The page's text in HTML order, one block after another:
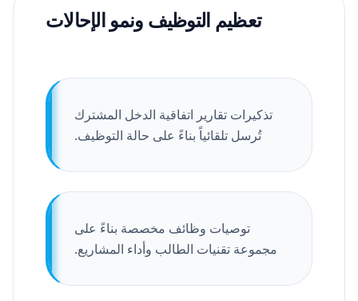
تعظيم التوظيف ونمو الإحالات
تذكيرات تقارير اتفاقية الدخل المشترك
تُرسل تلقائياً بناءً على حالة التوظيف.
توصيات وظائف مخصصة بناءً على
مجموعة تقنيات الطالب وأداء المشاريع.